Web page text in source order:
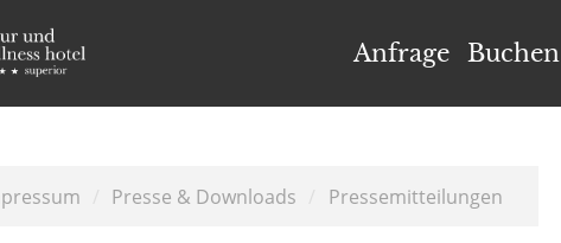
Höflehner ****S
Anfrage Buchen
Presse & Downloads Pressemitteilungen